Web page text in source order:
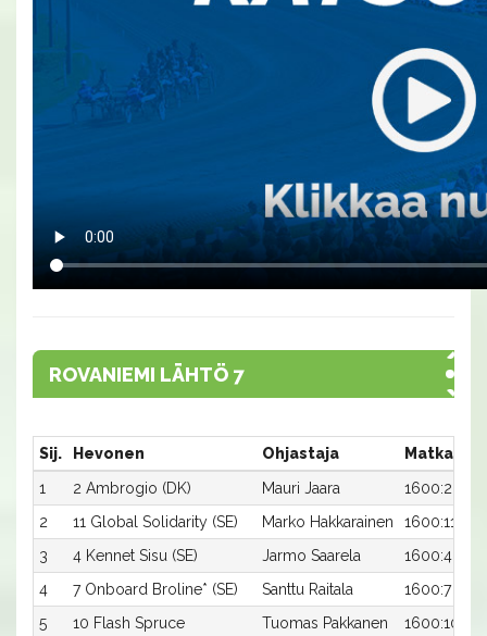
ROVANIEMI LÄHTÖ 7
Sij. Hevonen Ohjastaja
1
2 Ambrogio (DK) Mauri Jaara
1600:2
2
11 Global Solidarity (SE) Marko Hakkarainen
1600:11
3
4 Kennet Sisu (SE) Jarmo Saarela
1600:4
4
7 Onboard Broline* (SE) Santtu Raitala
1600:7
5
10 Flash Spruce Tuomas Pakkanen
1600:10